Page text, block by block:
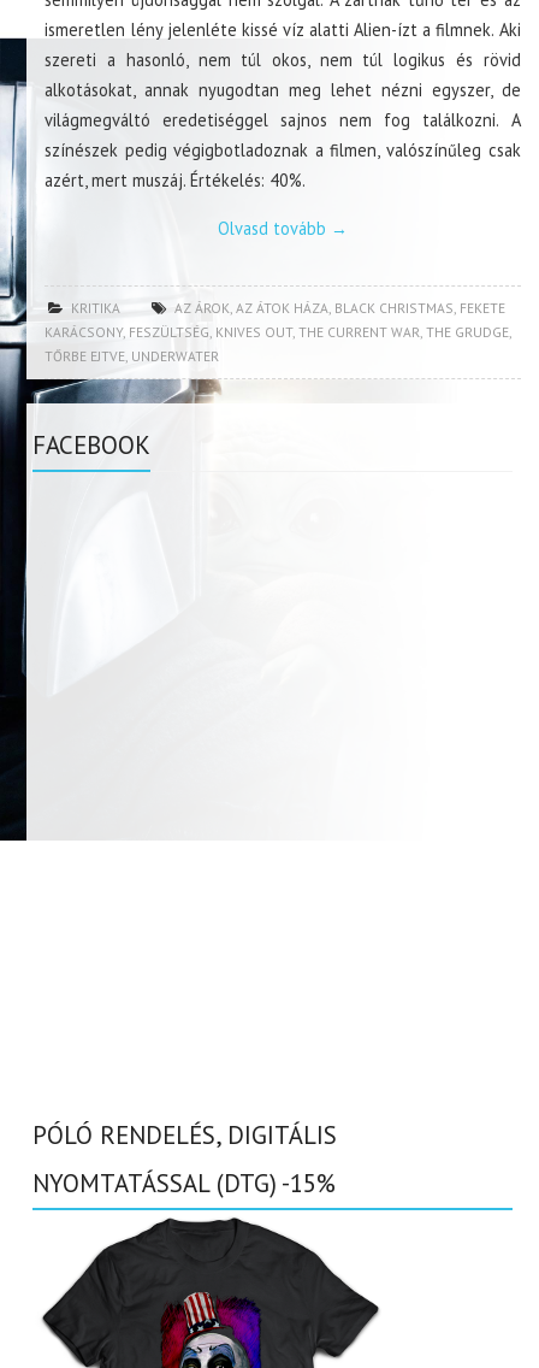
ismeretlen lény jelenléte kissé víz alatti Alien-ízt a filmnek. Aki
szereti a hasonló, nem túl okos, nem túl logikus és rövid
alkotásokat, annak nyugodtan meg lehet nézni egyszer, de
világmegváltó eredetiséggel sajnos nem fog találkozni. A
színészek pedig végigbotladoznak a filmen, valószínűleg csak
azért, mert muszáj. Értékelés: 40%.
Olvasd tovább →
KRITIKA AZ ÁROK,AZ ÁTOK HÁZA, BLACK CHRISTMAS, FEKETE
KARÁCSONY, FESZÜLTSÉG, KNIVES OUT,THE CURRENT WAR,THE GRUDGE,
TŐRBE EJTVE, UNDERWATER
FACEBOOK
PÓLÓ RENDELÉS, DIGITÁLIS
NYOMTATÁSSAL (DTG) -15%